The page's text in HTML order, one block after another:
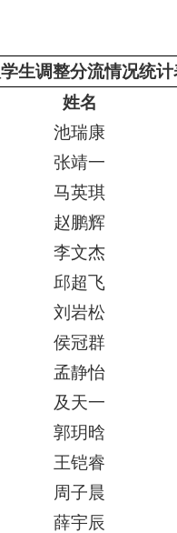
学生调整分流情况统计
姓名
池瑞康
张靖一
马英琪
赵鹏辉
李文杰
邱超飞
刘岩松
侯冠群
孟静怡
及天一
郭玥晗
王铠睿
周子晨
薛宇辰